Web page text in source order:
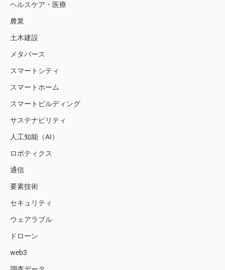
ヘルスケア・医療
農業
土木建設
メタバース
スマートシティ
スマートホーム
スマートビルディング
サステナビリティ
人工知能（AI）
ロボティクス
通信
要素技術
セキュリティ
ウェアラブル
ドローン
web3